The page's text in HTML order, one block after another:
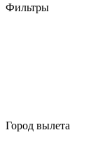
Фильтры
Город вылета